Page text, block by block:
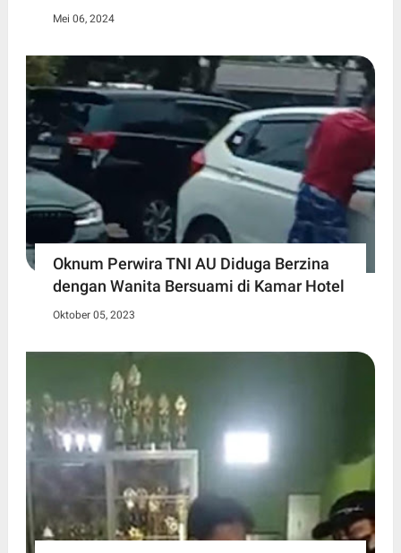
Mei 06, 2024
Oknum Perwira TNI AU Diduga Berzina
dengan Wanita Bersuami di Kamar Hotel
Oktober 05, 2023